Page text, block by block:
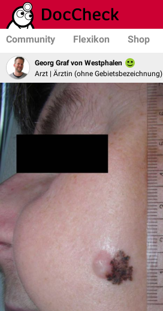
Community Flexikon Shop
Georg Graf von Westphalen
Arzt | Ärztin (ohne Gebietsbezeichnung)